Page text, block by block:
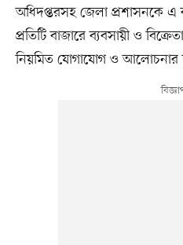
অধিদপ্তরসহ জেলা প্রশাসনকে এ
প্রতিটি বাজারে ব্যবসায়ী ও
নিয়মিত যোগাযোগ ও